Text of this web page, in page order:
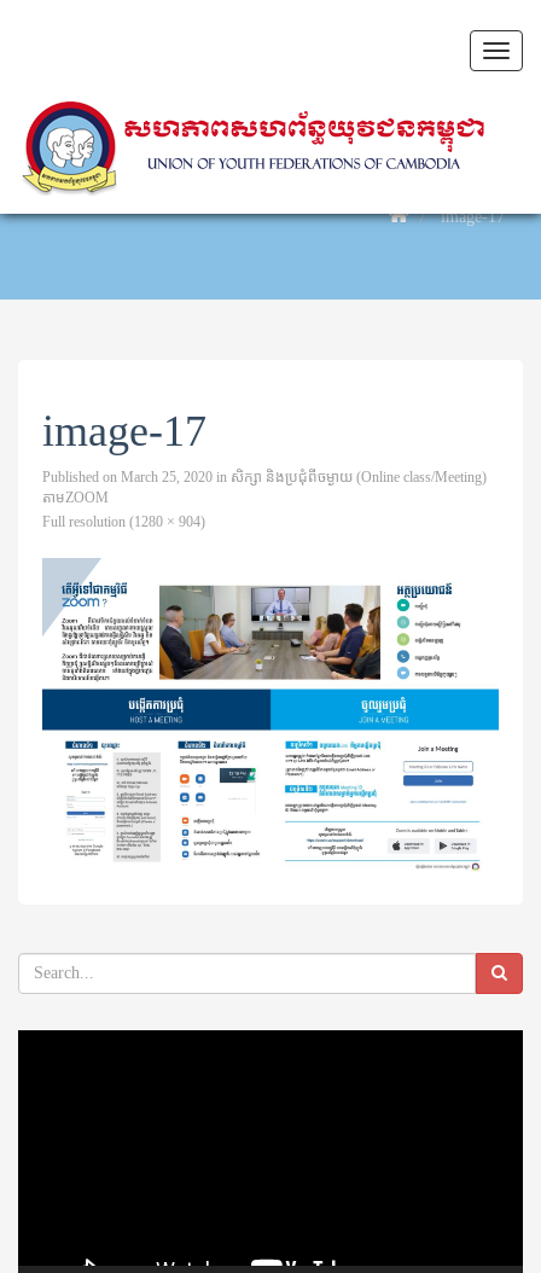
Toggle
image-17
image-17
Published on March 25, 2020 in សិក្សា​ និងប្រជុំពីចម្ងាយ (Online class/Meeting)
តាម​ZOOM
Full resolution (1280 × 904)